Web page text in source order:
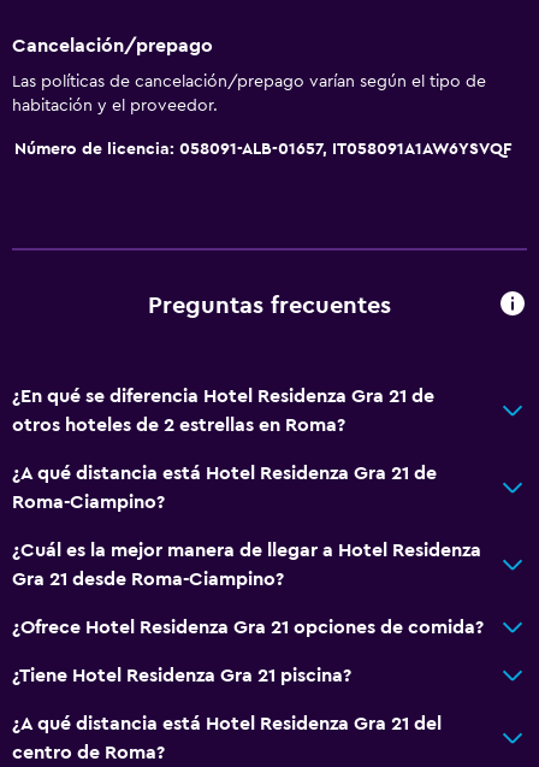
Cancelación/prepago
Las políticas de cancelación/prepago varían según el tipo de
habitación y el proveedor.
Número de licencia: 058091-ALB-01657, IT058091A1AW6YSVQF
Preguntas frecuentes
¿En qué se diferencia Hotel Residenza Gra 21 de
otros hoteles de 2 estrellas en Roma?
¿A qué distancia está Hotel Residenza Gra 21 de
Roma-Ciampino?
¿Cuál es la mejor manera de llegar a Hotel Residenza
Gra 21 desde Roma-Ciampino?
¿Ofrece Hotel Residenza Gra 21 opciones de comida?
¿Tiene Hotel Residenza Gra 21 piscina?
¿A qué distancia está Hotel Residenza Gra 21 del
centro de Roma?